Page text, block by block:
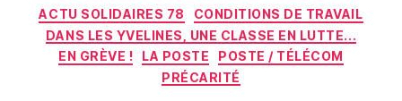
Catégories
ACTU SOLIDAIRES 78
CONDITIONS DE TRAVAIL
DANS LES YVELINES, UNE CLASSE EN LUTTE...
EN GRÈVE !
LA POSTE
POSTE / TÉLÉCOM
PRÉCARITÉ